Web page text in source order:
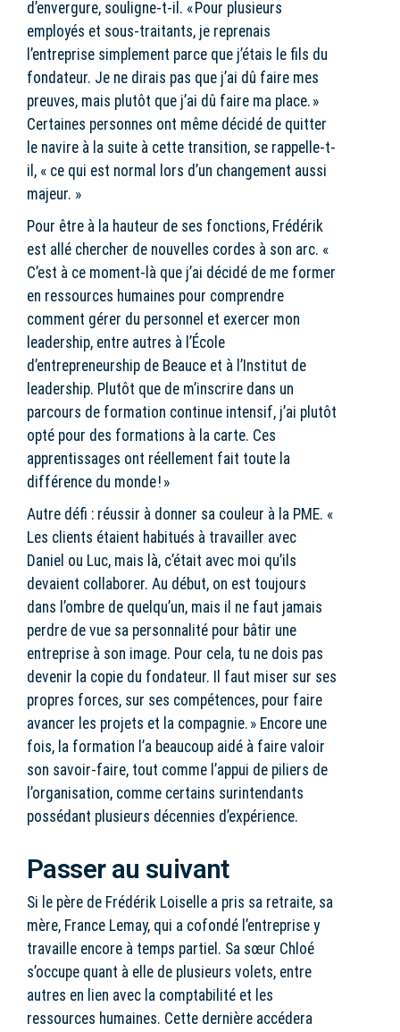
d’envergure, souligne-t-il. « Pour plusieurs
employés et sous-traitants, je reprenais
l’entreprise simplement parce que j’étais le fils du
fondateur. Je ne dirais pas que j’ai dû faire mes
preuves, mais plutôt que j’ai dû faire ma place. »
Certaines personnes ont même décidé de quitter
le navire à la suite à cette transition, se rappelle-t-
il, « ce qui est normal lors d’un changement aussi
majeur. »
Pour être à la hauteur de ses fonctions, Frédérik
est allé chercher de nouvelles cordes à son arc. «
C’est à ce moment-là que j’ai décidé de me former
en ressources humaines pour comprendre
comment gérer du personnel et exercer mon
leadership, entre autres à l’École
d’entrepreneurship de Beauce et à l’Institut de
leadership. Plutôt que de m’inscrire dans un
parcours de formation continue intensif, j’ai plutôt
opté pour des formations à la carte. Ces
apprentissages ont réellement fait toute la
différence du monde ! »
Autre défi : réussir à donner sa couleur à la PME. «
Les clients étaient habitués à travailler avec
Daniel ou Luc, mais là, c’était avec moi qu’ils
devaient collaborer. Au début, on est toujours
dans l’ombre de quelqu’un, mais il ne faut jamais
perdre de vue sa personnalité pour bâtir une
entreprise à son image. Pour cela, tu ne dois pas
devenir la copie du fondateur. Il faut miser sur ses
propres forces, sur ses compétences, pour faire
avancer les projets et la compagnie. » Encore une
fois, la formation l’a beaucoup aidé à faire valoir
son savoir-faire, tout comme l’appui de piliers de
l’organisation, comme certains surintendants
possédant plusieurs décennies d’expérience.
Passer au suivant
Si le père de Frédérik Loiselle a pris sa retraite, sa
mère, France Lemay, qui a cofondé l’entreprise y
travaille encore à temps partiel. Sa sœur Chloé
s’occupe quant à elle de plusieurs volets, entre
autres en lien avec la comptabilité et les
ressources humaines. Cette dernière accédera